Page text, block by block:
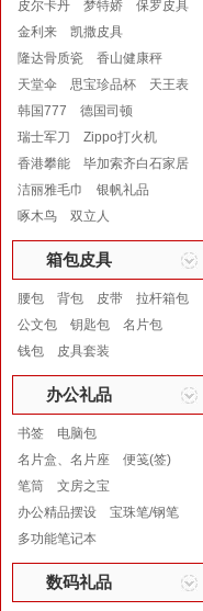
皮尔卡丹 梦特娇
保罗皮具
金利来
凯撒皮具
隆达骨质瓷
香山健康秤
天堂伞
思宝珍品杯
天王表
韩国777
德国司顿
瑞士军刀
Zippo打火机
香港攀能
毕加索齐白石家居
洁丽雅毛巾
银帆礼品
啄木鸟
双立人
箱包皮具
腰包 背包 皮带
拉杆箱包
公文包
钥匙包
名片包
钱包
皮具套装
办公礼品
书签
电脑包
名片盒、名片座
便笺(签)
笔筒
文房之宝
办公精品摆设
宝珠笔/钢笔
多功能笔记本
数码礼品